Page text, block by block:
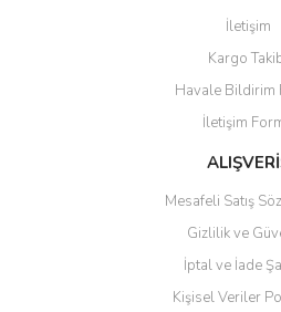
Ürün resmi kalitesiz, bozuk veya
Ürün açıklamasında eksik bilgiler
Ürün bilgilerinde hatalar bulunuyor.
Ürün fiyatı diğer sitelerden daha
İletişim
Kargo
Havale Bildirim
İletişim
Mesafeli Satış
Gizlilik ve
İptal ve İade
Kişisel Veriler